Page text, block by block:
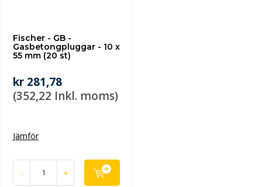
Fischer - GB -
Gasbetongpluggar - 10 x
55 mm (20 st)
kr 281,78
(352,22 Inkl. moms)
Jämför
- +